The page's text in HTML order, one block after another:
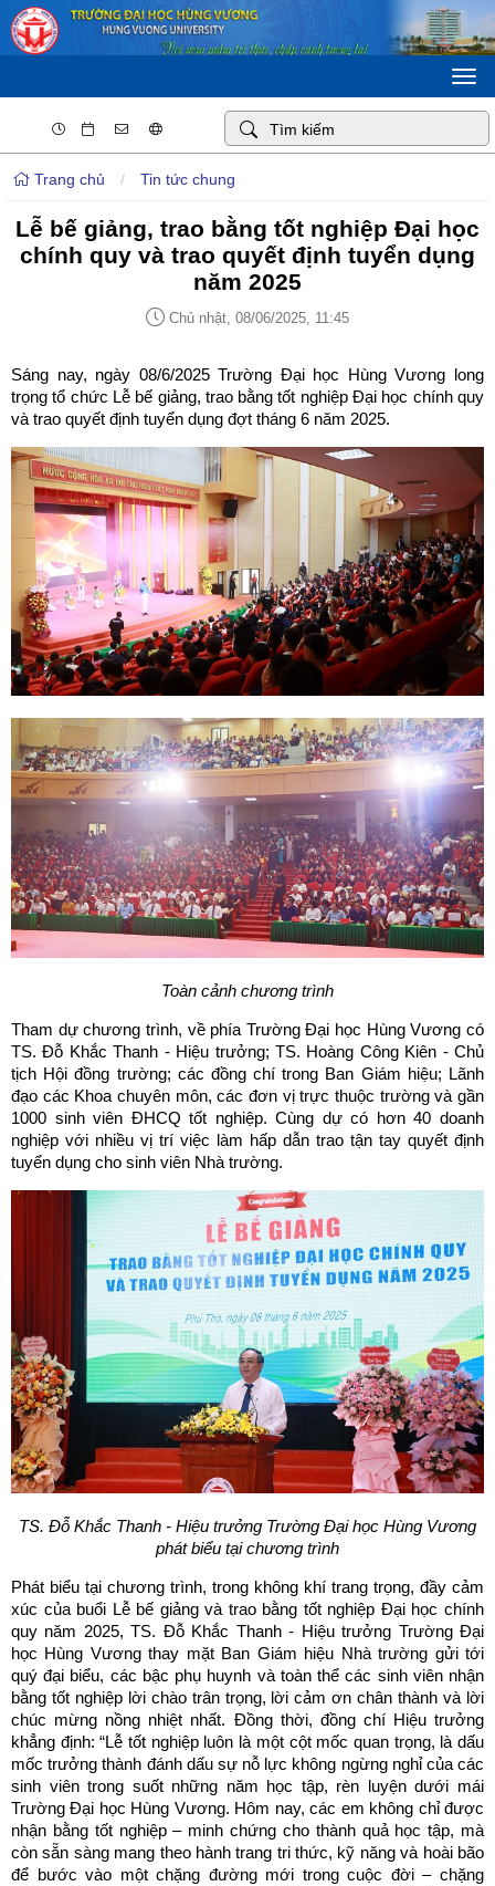
Trang chủ / Tin tức chung
Lễ bế giảng, trao bằng tốt nghiệp Đại học
chính quy và trao quyết định tuyển dụng
năm 2025
Chủ nhật, 08/06/2025, 11:45
Sáng nay, ngày 08/6/2025 Trường Đại học Hùng Vương long
trọng tổ chức Lễ bế giảng, trao bằng tốt nghiệp Đại học chính quy
và trao quyết định tuyển dụng đợt tháng 6 năm 2025.
Toàn cảnh chương trình
Tham dự chương trình, về phía Trường Đại học Hùng Vương có
TS. Đỗ Khắc Thanh - Hiệu trưởng; TS. Hoàng Công Kiên - Chủ
tịch Hội đồng trường; các đồng chí trong Ban Giám hiệu; Lãnh
đạo các Khoa chuyên môn, các đơn vị trực thuộc trường và gần
1000 sinh viên ĐHCQ tốt nghiệp. Cùng dự có hơn 40 doanh
nghiệp với nhiều vị trí việc làm hấp dẫn trao tận tay quyết định
tuyển dụng cho sinh viên Nhà trường.
TS. Đỗ Khắc Thanh - Hiệu trưởng Trường Đại học Hùng Vương
phát biểu tại chương trình
Phát biểu tại chương trình, trong không khí trang trọng, đầy cảm
xúc của buổi Lễ bế giảng và trao bằng tốt nghiệp Đại học chính
quy năm 2025, TS. Đỗ Khắc Thanh - Hiệu trưởng Trường Đại
học Hùng Vương thay mặt Ban Giám hiệu Nhà trường gửi tới
quý đại biểu, các bậc phụ huynh và toàn thể các sinh viên nhận
bằng tốt nghiệp lời chào trân trọng, lời cảm ơn chân thành và lời
chúc mừng nồng nhiệt nhất. Đồng thời, đồng chí Hiệu trưởng
khẳng định: “Lễ tốt nghiệp luôn là một cột mốc quan trọng, là dấu
mốc trưởng thành đánh dấu sự nỗ lực không ngừng nghỉ của các
sinh viên trong suốt những năm học tập, rèn luyện dưới mái
Trường Đại học Hùng Vương. Hôm nay, các em không chỉ được
nhận bằng tốt nghiệp – minh chứng cho thành quả học tập, mà
còn sẵn sàng mang theo hành trang tri thức, kỹ năng và hoài bão
để bước vào một chặng đường mới trong cuộc đời – chặng